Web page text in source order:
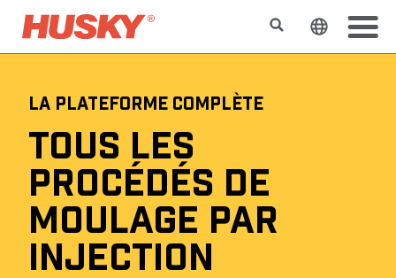
RechercherChanger
LA PLATEFORME COMPLÈTE
TOUS LES
PROCÉDÉS DE
MOULAGE PAR
INJECTION